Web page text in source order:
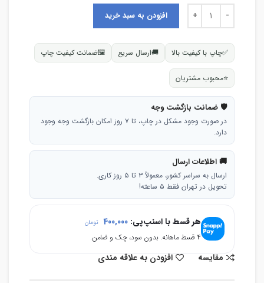
افزودن به سبد خرید
✅چاپ با کیفیت بالا 🚚ارسال سریع 🖼ضمانت کیفیت چاپ
⭐محبوب مشتریان
🛡 ضمانت بازگشت وجه
در صورت وجود مشکل در چاپ، تا ۷ روز امکان بازگشت وجه وجود
دارد.
🚚 اطلاعات ارسال
ارسال به سراسر کشور، معمولاً ۳ تا ۵ روز کاری.
تحویل در تهران فقط ۵ ساعته!
هر قسط با اسنپ‌پی: 400,000 تومان
۴ قسط ماهانه. بدون سود، چک و ضامن.
مقایسه افزودن به علاقه مندی